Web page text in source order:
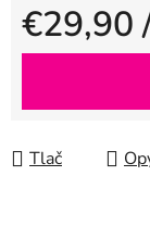
€29,90
Jednotková
Tlač